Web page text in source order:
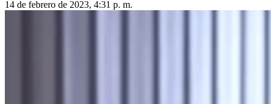
14 de febrero de 2023, 4:31 p. m.